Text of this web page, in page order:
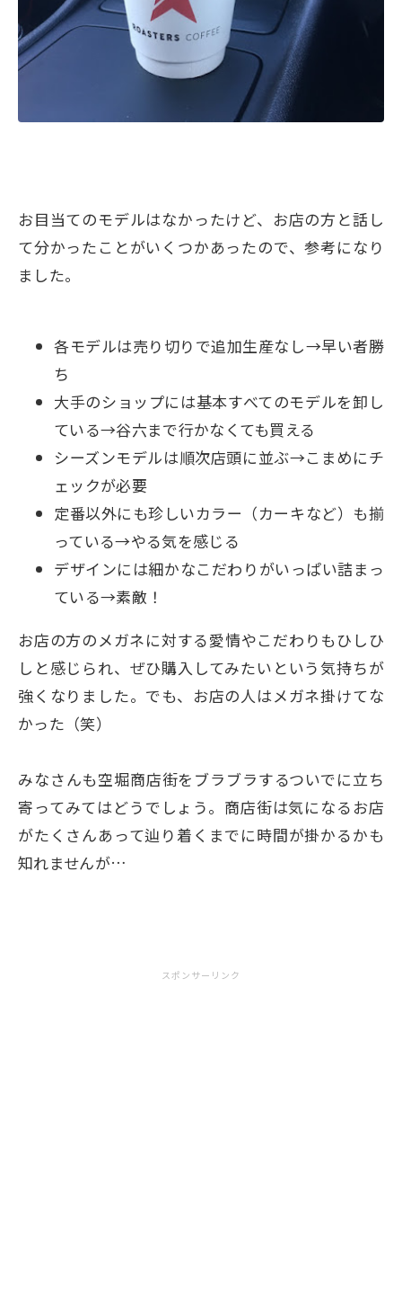
お目当てのモデルはなかったけど、お店の方と話し
て分かったことがいくつかあったので、参考になり
ました。
各モデルは売り切りで追加生産なし→早い者勝
ち
大手のショップには基本すべてのモデルを卸し
ている→谷六まで行かなくても買える
シーズンモデルは順次店頭に並ぶ→こまめにチ
ェックが必要
定番以外にも珍しいカラー（カーキなど）も揃
っている→やる気を感じる
デザインには細かなこだわりがいっぱい詰まっ
ている→素敵！
お店の方のメガネに対する愛情やこだわりもひしひ
しと感じられ、ぜひ購入してみたいという気持ちが
強くなりました。でも、お店の人はメガネ掛けてな
かった（笑）
みなさんも空堀商店街をブラブラするついでに立ち
寄ってみてはどうでしょう。商店街は気になるお店
がたくさんあって辿り着くまでに時間が掛かるかも
知れませんが…
スポンサーリンク